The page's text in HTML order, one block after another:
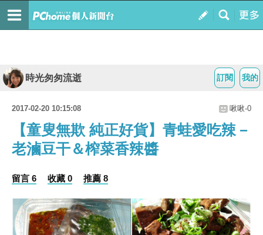
我的
訂閱
時光匆匆流逝
2017-02-20 10:15:08 啾啾-0
【童叟無欺 純正好貨】青蛙愛吃辣－
老滷豆干＆榨菜香辣醬
留言 6 收藏 0 推薦 8